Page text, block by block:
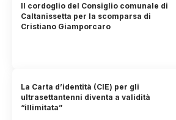
Il cordoglio del Consiglio comunale di
Caltanissetta per la scomparsa di
Cristiano Giamporcaro
La Carta d’identità (CIE) per gli
ultrasettantenni diventa a validità
“illimitata”